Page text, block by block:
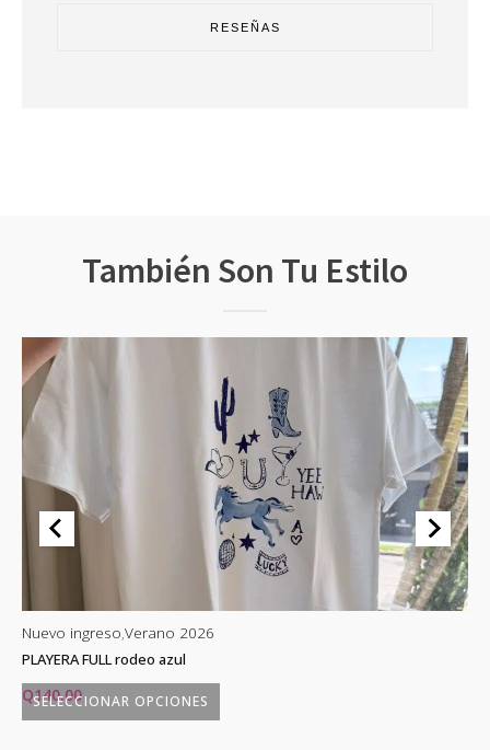
RESEÑAS
También Son Tu Estilo
SELECCIONAR OPCIONES
Nuevo ingreso Verano 2026
PLAYERA FULL rodeo azul
Q140.00